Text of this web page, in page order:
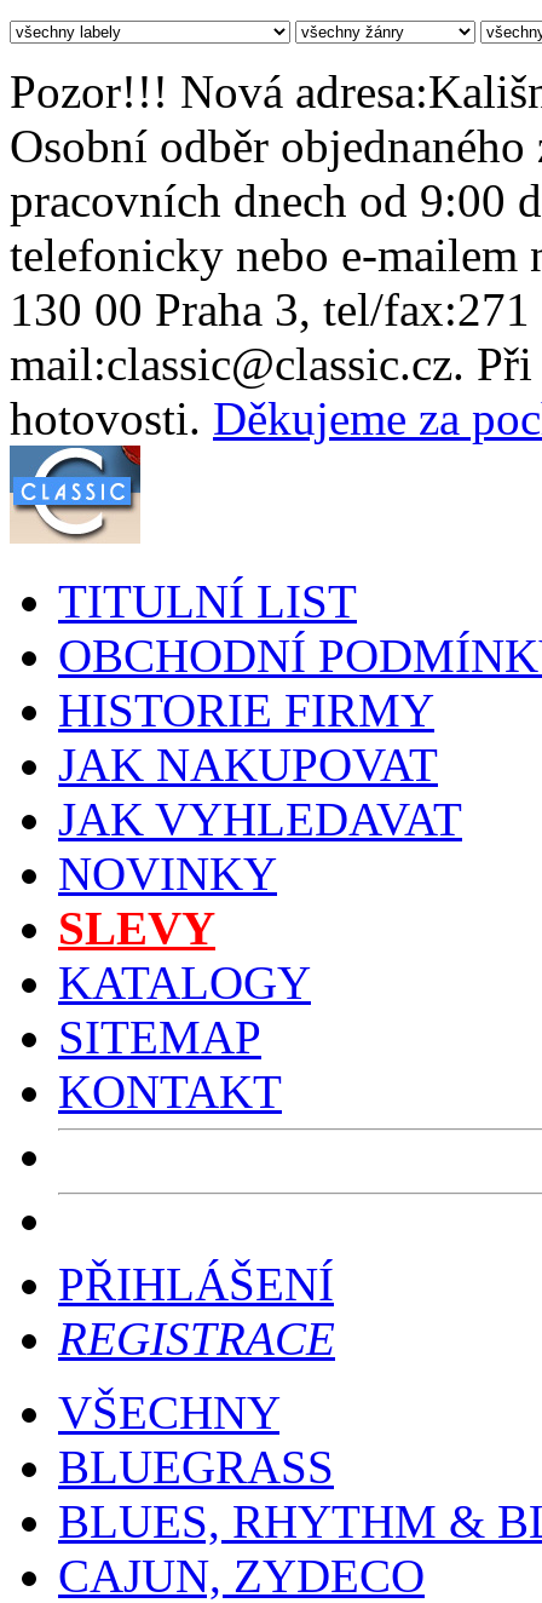
Pozor!!! Nová
Osobní odběr
pracovních dnech od 9:00
telefonicky nebo e-mailem
130 00 Praha 3, tel/
mail:classic@classic.cz.
hotovosti. Děkujeme za
TITULNÍ LIST
OBCHODNÍ
HISTORIE FIRMY
JAK NAKUPOVAT
JAK VYHLEDAVAT
NOVINKY
SLEVY
KATALOGY
SITEMAP
KONTAKT
PŘIHLÁŠENÍ
REGISTRACE
VŠECHNY
BLUEGRASS
BLUES, RHYTHM &
CAJUN, ZYDECO